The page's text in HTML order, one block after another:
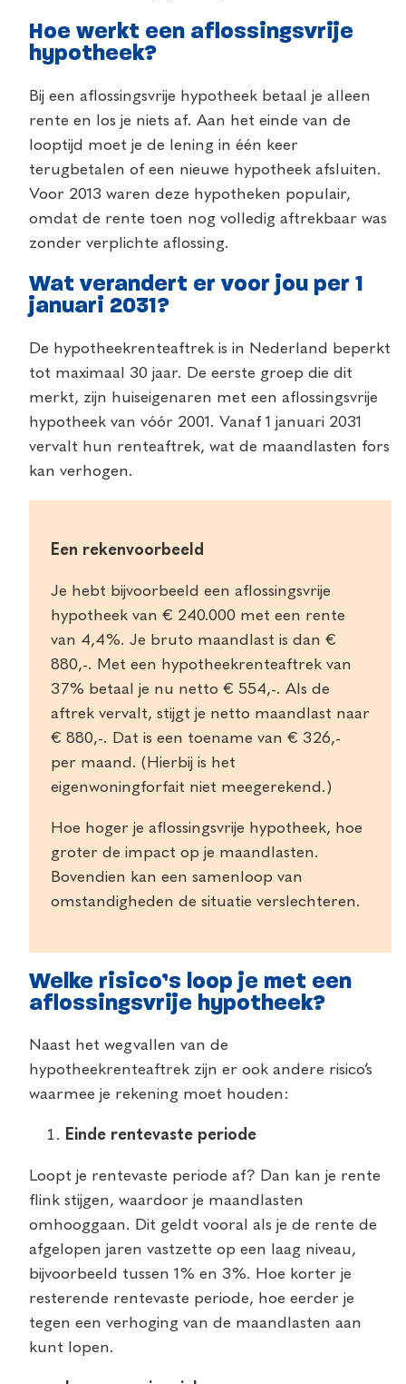
Hoe werkt een aflossingsvrije
hypotheek?
Bij een aflossingsvrije hypotheek betaal je alleen
rente en los je niets af. Aan het einde van de
looptijd moet je de lening in één keer
terugbetalen of een nieuwe hypotheek afsluiten.
Voor 2013 waren deze hypotheken populair,
omdat de rente toen nog volledig aftrekbaar was
zonder verplichte aflossing.
Wat verandert er voor jou per 1
januari 2031?
De hypotheekrenteaftrek is in Nederland beperkt
tot maximaal 30 jaar. De eerste groep die dit
merkt, zijn huiseigenaren met een aflossingsvrije
hypotheek van vóór 2001. Vanaf 1 januari 2031
vervalt hun renteaftrek, wat de maandlasten fors
kan verhogen.
Een rekenvoorbeeld
Je hebt bijvoorbeeld een aflossingsvrije
hypotheek van € 240.000 met een rente
van 4,4%. Je bruto maandlast is dan €
880,-. Met een hypotheekrenteaftrek van
37% betaal je nu netto € 554,-. Als de
aftrek vervalt, stijgt je netto maandlast naar
€ 880,-. Dat is een toename van € 326,-
per maand. (Hierbij is het
eigenwoningforfait niet meegerekend.)
Hoe hoger je aflossingsvrije hypotheek, hoe
groter de impact op je maandlasten.
Bovendien kan een samenloop van
omstandigheden de situatie verslechteren.
Welke risico’s loop je met een
aflossingsvrije hypotheek?
Naast het wegvallen van de
hypotheekrenteaftrek zijn er ook andere risico’s
waarmee je rekening moet houden:
Einde rentevaste periode
Loopt je rentevaste periode af? Dan kan je rente
flink stijgen, waardoor je maandlasten
omhooggaan. Dit geldt vooral als je de rente de
afgelopen jaren vastzette op een laag niveau,
bijvoorbeeld tussen 1% en 3%. Hoe korter je
resterende rentevaste periode, hoe eerder je
tegen een verhoging van de maandlasten aan
kunt lopen.